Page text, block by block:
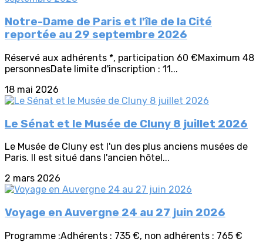
Notre-Dame de Paris et l'île de la Cité
reportée au 29 septembre 2026
Réservé aux adhérents *, participation 60 €Maximum 48
personnesDate limite d'inscription : 11...
18 mai 2026
Le Sénat et le Musée de Cluny 8 juillet 2026
Le Musée de Cluny est l'un des plus anciens musées de
Paris. Il est situé dans l'ancien hôtel...
2 mars 2026
Voyage en Auvergne 24 au 27 juin 2026
Programme :Adhérents : 735 €, non adhérents : 765 €